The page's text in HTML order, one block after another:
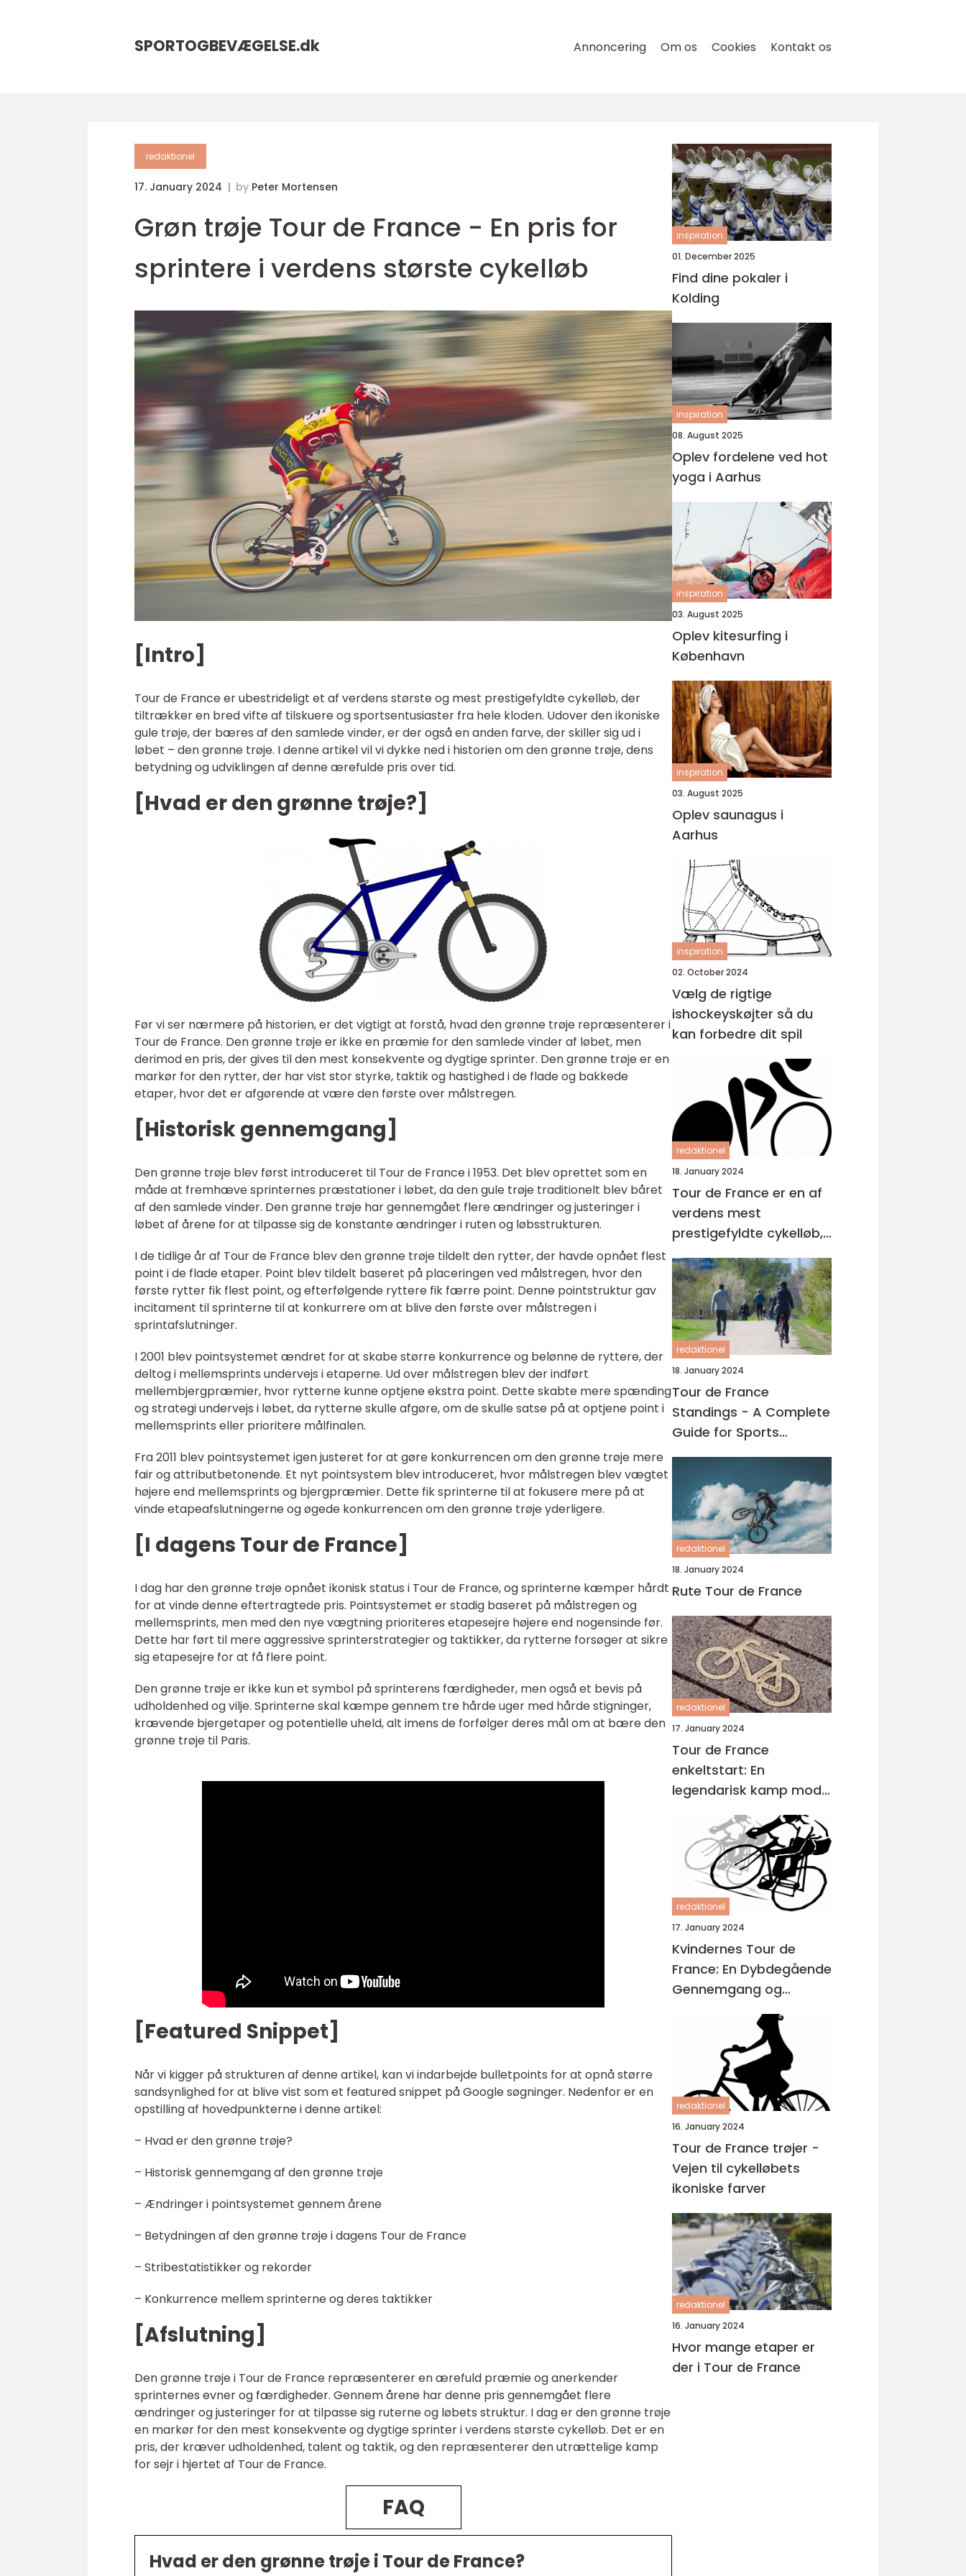
SPORTOGBEVÆGELSE.dk Annoncering Om os Cookies Kontakt os
redaktionel
17. January 2024 by Peter Mortensen
Grøn trøje Tour de France - En pris for
sprintere i verdens største cykelløb
[Intro]
Tour de France er ubestrideligt et af verdens største og mest prestigefyldte cykelløb, der
tiltrækker en bred vifte af tilskuere og sportsentusiaster fra hele kloden. Udover den ikoniske
gule trøje, der bæres af den samlede vinder, er der også en anden farve, der skiller sig ud i
løbet – den grønne trøje. I denne artikel vil vi dykke ned i historien om den grønne trøje, dens
betydning og udviklingen af denne ærefulde pris over tid.
[Hvad er den grønne trøje?]
Før vi ser nærmere på historien, er det vigtigt at forstå, hvad den grønne trøje repræsenterer i
Tour de France. Den grønne trøje er ikke en præmie for den samlede vinder af løbet, men
derimod en pris, der gives til den mest konsekvente og dygtige sprinter. Den grønne trøje er en
markør for den rytter, der har vist stor styrke, taktik og hastighed i de flade og bakkede
etaper, hvor det er afgørende at være den første over målstregen.
[Historisk gennemgang]
Den grønne trøje blev først introduceret til Tour de France i 1953. Det blev oprettet som en
måde at fremhæve sprinternes præstationer i løbet, da den gule trøje traditionelt blev båret
af den samlede vinder. Den grønne trøje har gennemgået flere ændringer og justeringer i
løbet af årene for at tilpasse sig de konstante ændringer i ruten og løbsstrukturen.
I de tidlige år af Tour de France blev den grønne trøje tildelt den rytter, der havde opnået flest
point i de flade etaper. Point blev tildelt baseret på placeringen ved målstregen, hvor den
første rytter fik flest point, og efterfølgende ryttere fik færre point. Denne pointstruktur gav
incitament til sprinterne til at konkurrere om at blive den første over målstregen i
sprintafslutninger.
I 2001 blev pointsystemet ændret for at skabe større konkurrence og belønne de ryttere, der
deltog i mellemsprints undervejs i etaperne. Ud over målstregen blev der indført
mellembjergpræmier, hvor rytterne kunne optjene ekstra point. Dette skabte mere spænding
og strategi undervejs i løbet, da rytterne skulle afgøre, om de skulle satse på at optjene point i
mellemsprints eller prioritere målfinalen.
Fra 2011 blev pointsystemet igen justeret for at gøre konkurrencen om den grønne trøje mere
fair og attributbetonende. Et nyt pointsystem blev introduceret, hvor målstregen blev vægtet
højere end mellemsprints og bjergpræmier. Dette fik sprinterne til at fokusere mere på at
vinde etapeafslutningerne og øgede konkurrencen om den grønne trøje yderligere.
[I dagens Tour de France]
I dag har den grønne trøje opnået ikonisk status i Tour de France, og sprinterne kæmper hårdt
for at vinde denne eftertragtede pris. Pointsystemet er stadig baseret på målstregen og
mellemsprints, men med den nye vægtning prioriteres etapesejre højere end nogensinde før.
Dette har ført til mere aggressive sprinterstrategier og taktikker, da rytterne forsøger at sikre
sig etapesejre for at få flere point.
Den grønne trøje er ikke kun et symbol på sprinterens færdigheder, men også et bevis på
udholdenhed og vilje. Sprinterne skal kæmpe gennem tre hårde uger med hårde stigninger,
krævende bjergetaper og potentielle uheld, alt imens de forfølger deres mål om at bære den
grønne trøje til Paris.
[Featured Snippet]
Når vi kigger på strukturen af denne artikel, kan vi indarbejde bulletpoints for at opnå større
sandsynlighed for at blive vist som et featured snippet på Google søgninger. Nedenfor er en
opstilling af hovedpunkterne i denne artikel:
– Hvad er den grønne trøje?
– Historisk gennemgang af den grønne trøje
– Ændringer i pointsystemet gennem årene
– Betydningen af den grønne trøje i dagens Tour de France
– Stribestatistikker og rekorder
– Konkurrence mellem sprinterne og deres taktikker
[Afslutning]
Den grønne trøje i Tour de France repræsenterer en ærefuld præmie og anerkender
sprinternes evner og færdigheder. Gennem årene har denne pris gennemgået flere
ændringer og justeringer for at tilpasse sig ruterne og løbets struktur. I dag er den grønne trøje
en markør for den mest konsekvente og dygtige sprinter i verdens største cykelløb. Det er en
pris, der kræver udholdenhed, talent og taktik, og den repræsenterer den utrættelige kamp
for sejr i hjertet af Tour de France.
FAQ
Hvad er den grønne trøje i Tour de France?
inspiration
01. December 2025
Find dine pokaler i
Kolding
inspiration
08. August 2025
Oplev fordelene ved hot
yoga i Aarhus
inspiration
03. August 2025
Oplev kitesurfing i
København
inspiration
03. August 2025
Oplev saunagus i
Aarhus
inspiration
02. October 2024
Vælg de rigtige
ishockeyskøjter så du
kan forbedre dit spil
redaktionel
18. January 2024
Tour de France er en af
verdens mest
prestigefyldte cykelløb,
der tiltrækker millioner
af seere hvert år
redaktionel
18. January 2024
Tour de France
Standings - A Complete
Guide for Sports
Enthusiasts
redaktionel
18. January 2024
Rute Tour de France
redaktionel
17. January 2024
Tour de France
enkeltstart: En
legendarisk kamp mod
redaktionel
17. January 2024
Kvindernes Tour de
France: En Dybdegående
Gennemgang og
Historisk Udvikling
redaktionel
16. January 2024
Tour de France trøjer -
Vejen til cykelløbets
ikoniske farver
redaktionel
16. January 2024
Hvor mange etaper er
der i Tour de France